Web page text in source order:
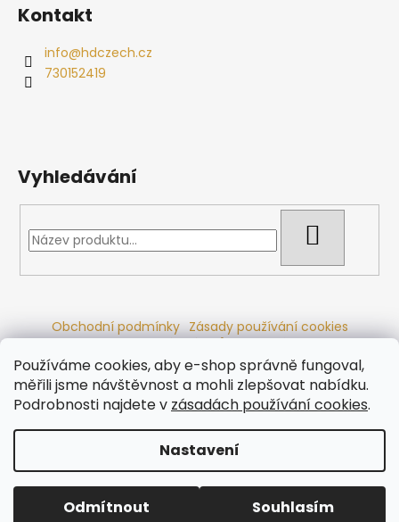
Používáme cookies, aby e-shop správně fungoval,
měřili jsme návštěvnost a mohli zlepšovat nabídku.
Podrobnosti najdete v zásadách používání cookies.
Nastavení
Odmítnout Souhlasím
Kontakt
info@hdczech.cz
730152419
Vyhledávání
Obchodní podmínky Zásady používání cookies
Ochrana osobních údajů Dřevěné sauny
Odstoupení od smlouvy Reklamační řád Kontakty
Koupací sudy
Radiátory
Copyright 2026Ráj saun. Všechna práva vyhrazena.
Upravit nastavení cookies